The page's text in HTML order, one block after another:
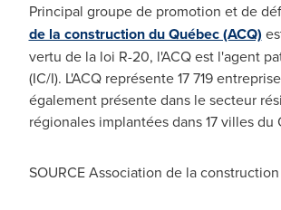
Principal groupe de promotion et de
de la construction du Québec (ACQ)
vertu de la loi R-20, l'ACQ est l'agent
(IC/I). L'ACQ représente 17 719
également présente dans le secteur
régionales implantées dans 17 villes
SOURCE Association de la